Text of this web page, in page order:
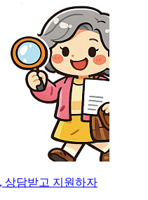
상담받고 지원하자